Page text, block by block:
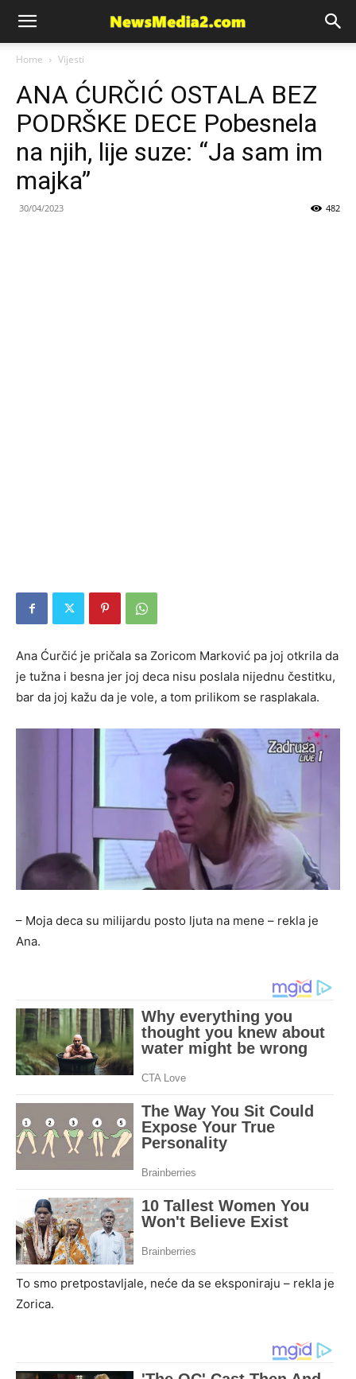
News
Media
Home Vijesti
ANA ĆURČIĆ OSTALA BEZ
PODRŠKE DECE Pobesnela
na njih, lije suze: “Ja sam im
majka”
30/04/2023 482
Ana Ćurčić je pričala sa Zoricom Marković pa joj otkrila da
je tužna i besna jer joj deca nisu poslala nijednu čestitku,
bar da joj kažu da je vole, a tom prilikom se rasplakala.
– Moja deca su milijardu posto ljuta na mene – rekla je
Ana.
To smo pretpostavljale, neće da se eksponiraju – rekla je
Zorica.